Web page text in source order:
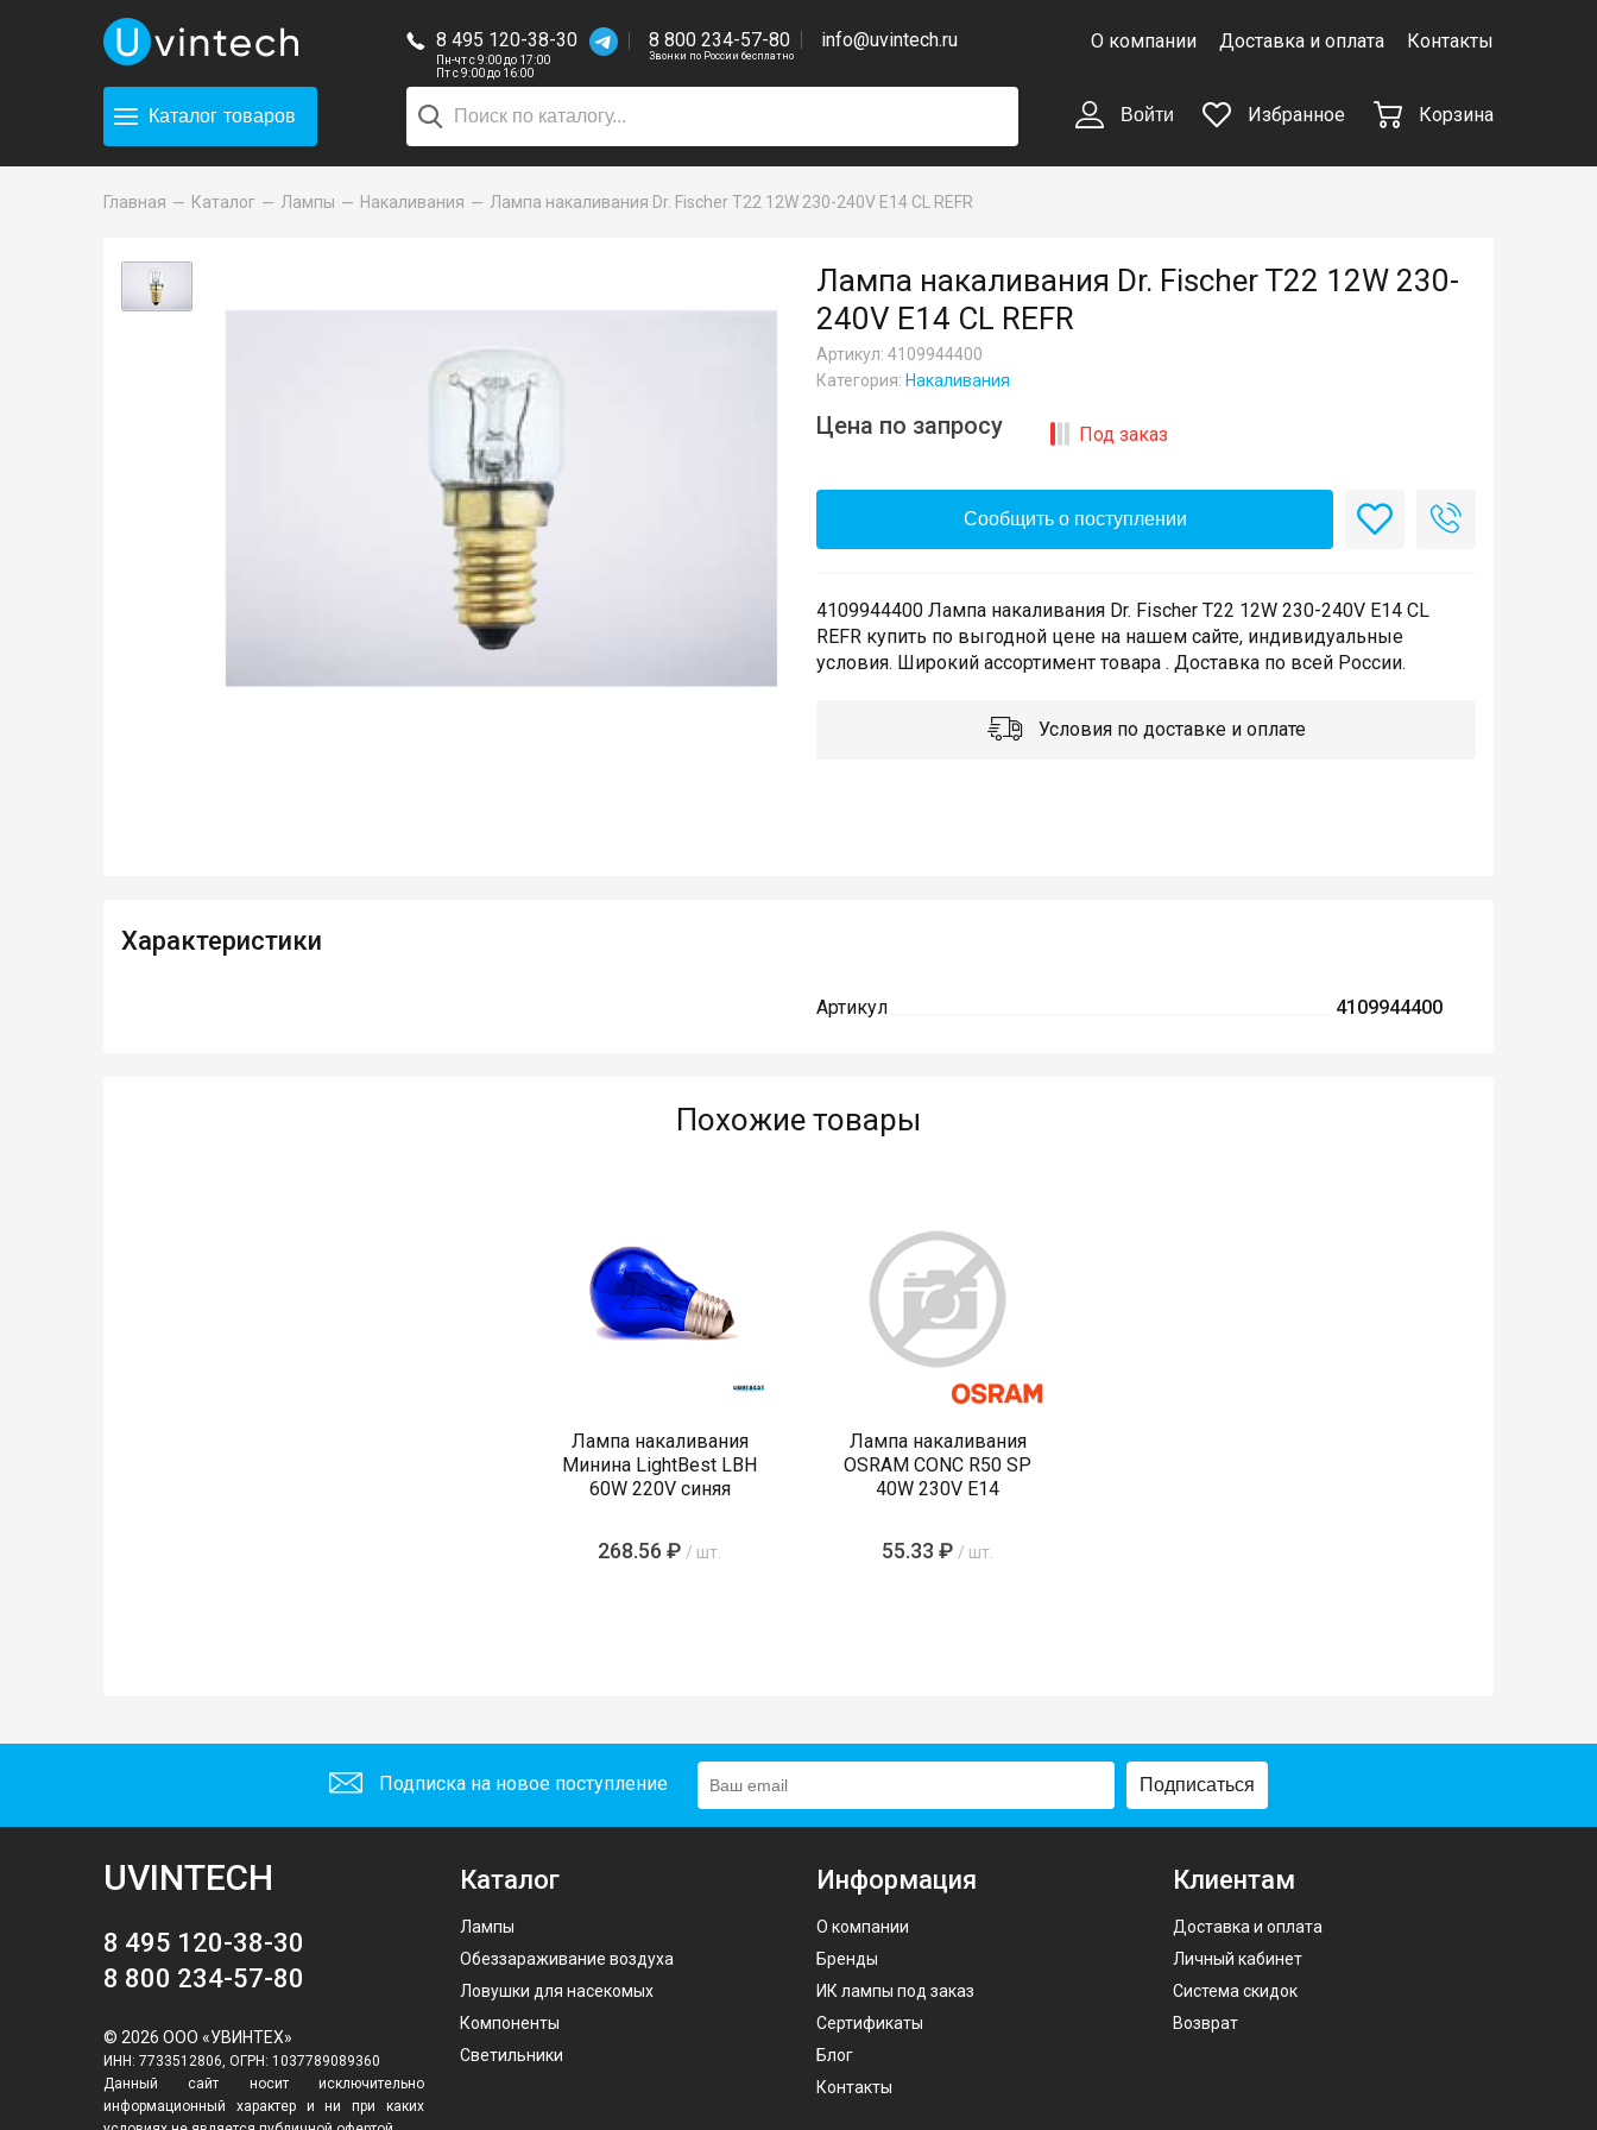
8 495 120-38-30
Пн-чт с 9:00 до 17:00
Пт с 9:00 до 16:00
8 800 234-57-80
Звонки по России бесплатно
info@uvintech.ru О компании Доставка и оплата Контакты
Каталог товаров Войти Избранное Корзина
Главная Каталог Лампы Накаливания Лампа накаливания Dr. Fischer T22 12W 230-240V E14 CL REFR
Лампа накаливания Dr. Fischer T22 12W 230-
240V E14 CL REFR
Артикул: 4109944400
Категория: Накаливания
Цена по запросу Под заказ
Сообщить о поступлении
4109944400 Лампа накаливания Dr. Fischer T22 12W 230-240V E14 CL
REFR купить по выгодной цене на нашем сайте, индивидуальные
условия. Широкий ассортимент товара . Доставка по всей России.
Условия по доставке и оплате
Характеристики
Артикул 4109944400
Похожие товары
Лампа накаливания
Минина LightBest LBH
60W 220V синяя
268.56 ₽ / шт.
Лампа накаливания
OSRAM CONC R50 SP
40W 230V E14
55.33 ₽ / шт.
Подписка на новое поступление Подписаться
UVINTECH
8 495 120-38-30
8 800 234-57-80
© 2026 ООО «УВИНТЕХ»
ИНН: 7733512806, ОГРН: 1037789089360
Данный сайт носит исключительно
информационный характер и ни при каких
Каталог
Лампы
Обеззараживание воздуха
Ловушки для насекомых
Компоненты
Светильники
Информация
О компании
Бренды
ИК лампы под заказ
Сертификаты
Блог
Контакты
Клиентам
Доставка и оплата
Личный кабинет
Система скидок
Возврат